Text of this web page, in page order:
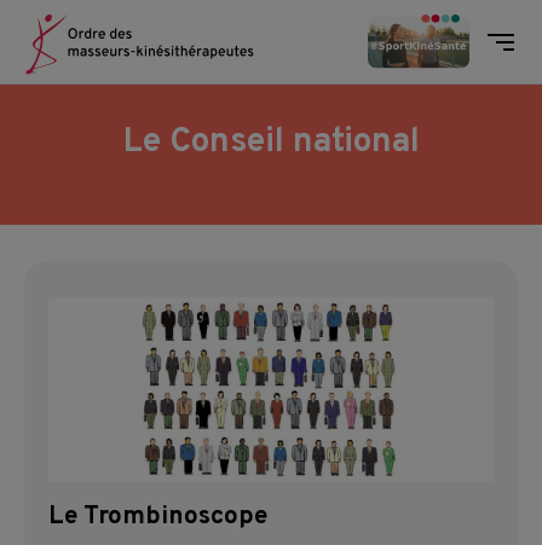
Ordre des masseurs-
Le Conseil national
Le Trombinoscope